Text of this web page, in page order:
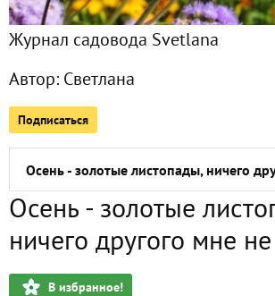
Журнал садовода Svetlana
Автор: Светлана
Подписаться
Посажу я авокадо! Что еще для счастья
"Что-то пошло не так", или "Мой
"Ода яблоку", или "Любите ли вы
Осень - золотые листопады, ничего
Осень - золотые
ничего другого мне
В избранное!